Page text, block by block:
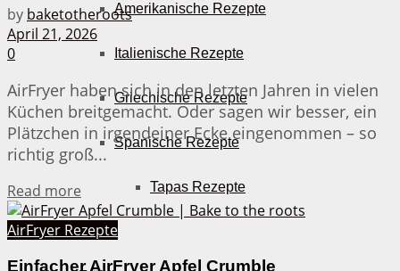
Amerikanische Rezepte
Italienische Rezepte
Griechische Rezepte
Spanische Rezepte
Tapas Rezepte
Saisonales
by baketotheroots
April 21, 2026
0
AirFryer haben sich in den letzten Jahren in vielen
Küchen breitgemacht. Oder sagen wir besser, ein
Plätzchen in irgendeiner Ecke eingenommen – so
richtig groß...
Read more
AirFryer Rezepte
Einfacher AirFryer Apfel Crumble